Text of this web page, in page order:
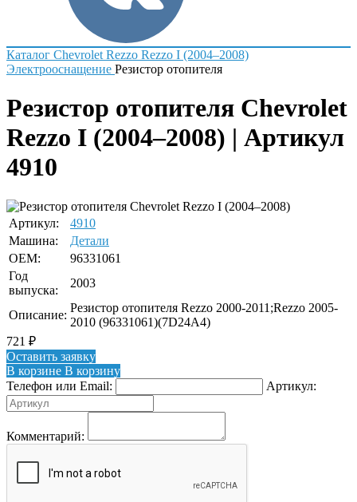
Каталог Chevrolet Rezzo Rezzo I (2004–2008)
Электрооснащение Резистор отопителя
Резистор отопителя Chevrolet
Rezzo I (2004–2008) | Артикул
4910
Артикул:
4910
Машина:
Детали
OEM:
96331061
Год
выпуска:
2003
Описание:
Резистор отопителя Rezzo 2000-2011;Rezzo 2005-
2010 (96331061)(7D24A4)
721 ₽
Оставить заявку
В корзине В корзину
Телефон или Email:
Артикул:
Комментарий: